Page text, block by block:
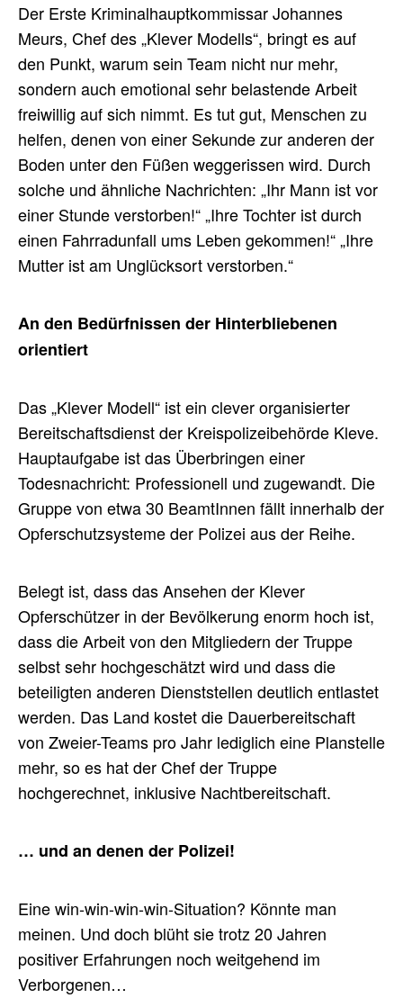
Der Erste Kriminalhauptkommissar Johannes
Meurs, Chef des „Klever Modells“, bringt es auf
den Punkt, warum sein Team nicht nur mehr,
sondern auch emotional sehr belastende Arbeit
freiwillig auf sich nimmt. Es tut gut, Menschen zu
helfen, denen von einer Sekunde zur anderen der
Boden unter den Füßen weggerissen wird. Durch
solche und ähnliche Nachrichten: „Ihr Mann ist vor
einer Stunde verstorben!“ „Ihre Tochter ist durch
einen Fahrradunfall ums Leben gekommen!“ „Ihre
Mutter ist am Unglücksort verstorben.“
An den Bedürfnissen der Hinterbliebenen
orientiert
Das „Klever Modell“ ist ein clever organisierter
Bereitschaftsdienst der Kreispolizeibehörde Kleve.
Hauptaufgabe ist das Überbringen einer
Todesnachricht: Professionell und zugewandt. Die
Gruppe von etwa 30 BeamtInnen fällt innerhalb der
Opferschutzsysteme der Polizei aus der Reihe.
Belegt ist, dass das Ansehen der Klever
Opferschützer in der Bevölkerung enorm hoch ist,
dass die Arbeit von den Mitgliedern der Truppe
selbst sehr hochgeschätzt wird und dass die
beteiligten anderen Dienststellen deutlich entlastet
werden. Das Land kostet die Dauerbereitschaft
von Zweier-Teams pro Jahr lediglich eine Planstelle
mehr, so es hat der Chef der Truppe
hochgerechnet, inklusive Nachtbereitschaft.
… und an denen der Polizei!
Eine win-win-win-win-Situation? Könnte man
meinen. Und doch blüht sie trotz 20 Jahren
positiver Erfahrungen noch weitgehend im
Verborgenen…